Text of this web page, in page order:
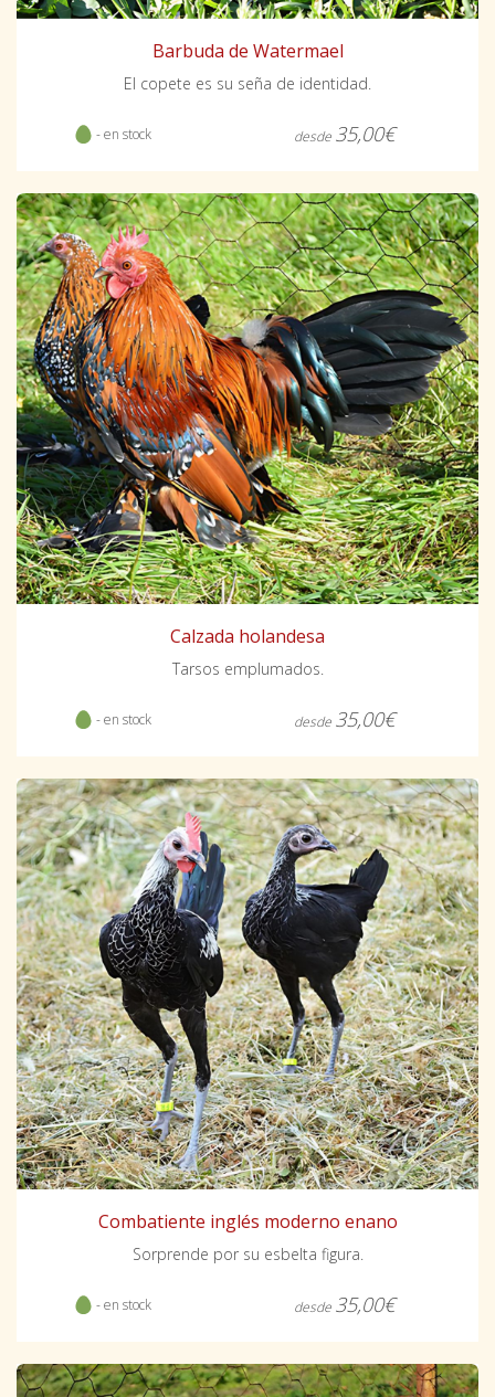
Barbuda de Watermael
El copete es su seña de identidad.
- en stock desde 35,00€
Calzada holandesa
Tarsos emplumados.
- en stock desde 35,00€
Combatiente inglés moderno enano
Sorprende por su esbelta figura.
- en stock desde 35,00€